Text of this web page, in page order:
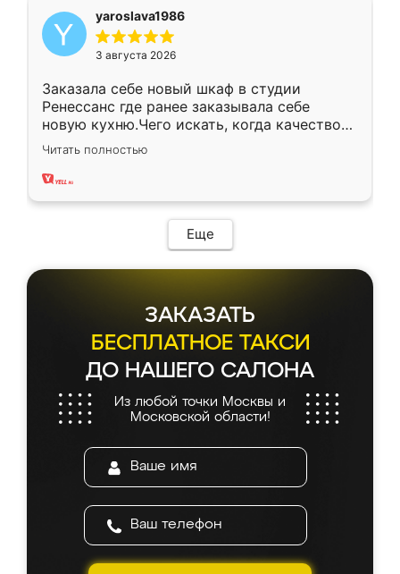
yaroslava1986
3 августа 2026
Заказала себе новый шкаф в студии
Ренессанс где ранее заказывала себе
новую кухню.Чего искать, когда качеством
вполне довольна. Служит кухня уже почти
два года, нареканий нет.
Читать полностью
Еще
ЗАКАЗАТЬ
БЕСПЛАТНОЕ ТАКСИ
ДО НАШЕГО САЛОНА
Из любой точки Москвы и
Московской области!